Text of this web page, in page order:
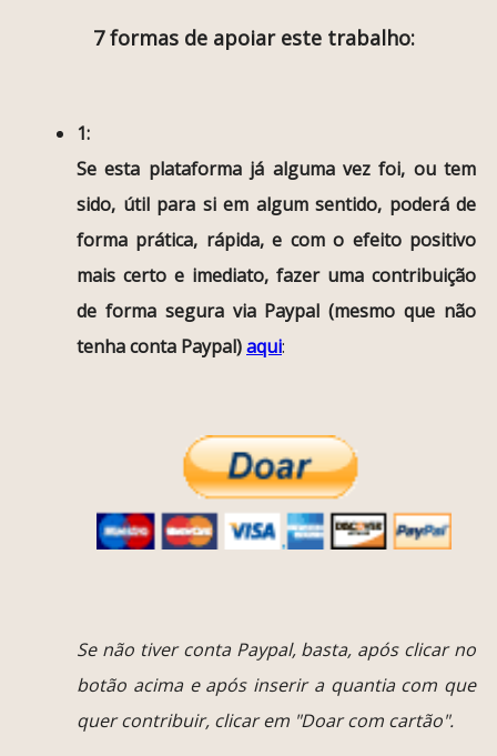
7 formas de apoiar este trabalho:
1:
Se esta plataforma já alguma vez foi, ou tem
sido, útil para si em algum sentido, poderá de
forma prática, rápida, e com o efeito positivo
mais certo e imediato, fazer uma contribuição
de forma segura via Paypal (mesmo que não
tenha conta Paypal)aqui:
Se não tiver conta Paypal, basta, após clicar no
botão acima e após inserir a quantia com que
quer contribuir, clicar em "Doar com cartão".